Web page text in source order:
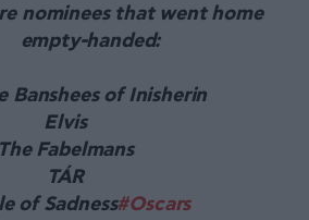
nominees that went home
empty-handed:
Banshees of Inisherin
Elvis
The Fabelmans
TÁR
of Sadness#Oscars